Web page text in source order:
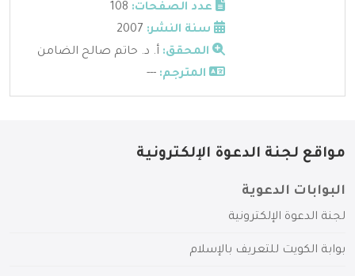
عدد الصفحات:
سنة النشر:
المحقق: أ. د. حاتم صالح الضامن
المترجم: ---
مواقع لجنة الدعوة الإلكترونية
البوابات الدعوية
لجنة الدعوة الإلكترونية
بوابة الكويت للتعريف بالإسلام